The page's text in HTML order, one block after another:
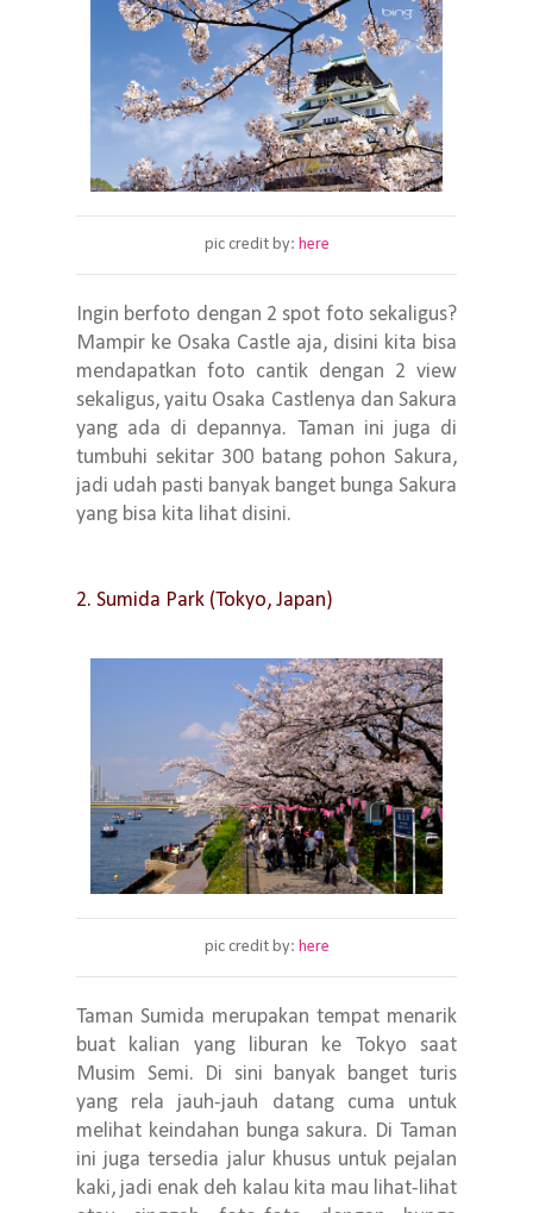
pic credit by: here
Ingin berfoto dengan 2 spot foto sekaligus?
Mampir ke Osaka Castle aja, disini kita bisa
mendapatkan foto cantik dengan 2 view
sekaligus, yaitu Osaka Castlenya dan Sakura
yang ada di depannya. Taman ini juga di
tumbuhi sekitar 300 batang pohon Sakura,
jadi udah pasti banyak banget bunga Sakura
yang bisa kita lihat disini.
2. Sumida Park (Tokyo, Japan)
pic credit by: here
Taman Sumida merupakan tempat menarik
buat kalian yang liburan ke Tokyo saat
Musim Semi. Di sini banyak banget turis
yang rela jauh-jauh datang cuma untuk
melihat keindahan bunga sakura. Di Taman
ini juga tersedia jalur khusus untuk pejalan
kaki, jadi enak deh kalau kita mau lihat-lihat